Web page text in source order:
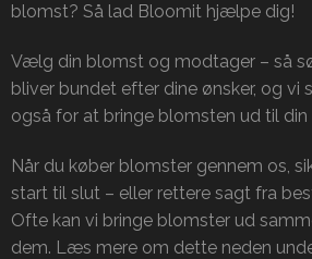
blomst? Så lad Bloomit hjælpe dig!
Vælg din blomst og modtager – så
bliver bundet efter dine ønsker, og vi
også for at bringe blomsten ud til
Når du køber blomster gennem os,
start til slut – eller rettere sagt fra
Ofte kan vi bringe blomster ud
dem. Læs mere om dette neden